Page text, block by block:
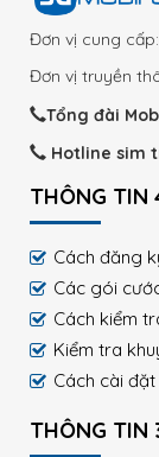
Đơn vị cung cấp:
Đơn vị truyền
Tổng đài
Hotline sim
THÔNG TIN
Cách đăng
Các gói
Cách kiểm
Kiểm tra
Cách cài
THÔNG TIN